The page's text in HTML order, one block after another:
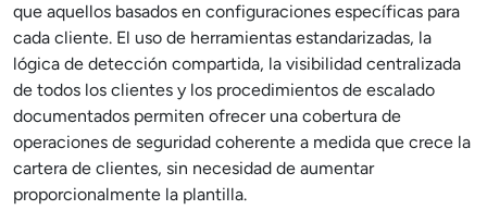
que aquellos basados en configuraciones específicas para
cada cliente. El uso de herramientas estandarizadas, la
lógica de detección compartida, la visibilidad centralizada
de todos los clientes y los procedimientos de escalado
documentados permiten ofrecer una cobertura de
operaciones de seguridad coherente a medida que crece la
cartera de clientes, sin necesidad de aumentar
proporcionalmente la plantilla.